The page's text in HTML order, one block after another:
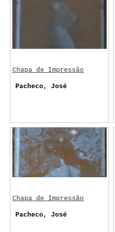
Chapa de Impressão
Pacheco, José
Chapa de Impressão
Pacheco, José